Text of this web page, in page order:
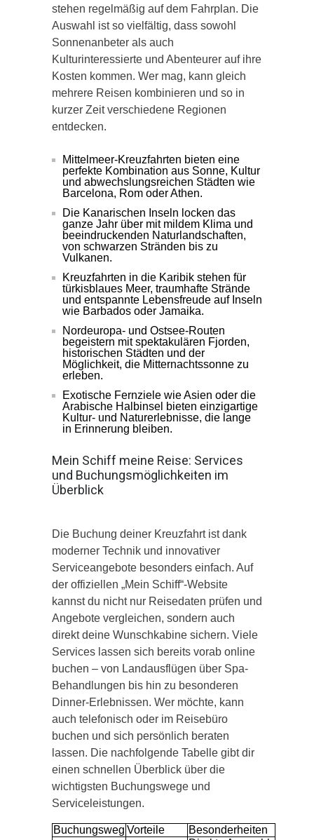
stehen regelmäßig auf dem Fahrplan. Die
Auswahl ist so vielfältig, dass sowohl
Sonnenanbeter als auch
Kulturinteressierte und Abenteurer auf ihre
Kosten kommen. Wer mag, kann gleich
mehrere Reisen kombinieren und so in
kurzer Zeit verschiedene Regionen
entdecken.
Mittelmeer-Kreuzfahrten bieten eine
perfekte Kombination aus Sonne, Kultur
und abwechslungsreichen Städten wie
Barcelona, Rom oder Athen.
Die Kanarischen Inseln locken das
ganze Jahr über mit mildem Klima und
beeindruckenden Naturlandschaften,
von schwarzen Stränden bis zu
Vulkanen.
Kreuzfahrten in die Karibik stehen für
türkisblaues Meer, traumhafte Strände
und entspannte Lebensfreude auf Inseln
wie Barbados oder Jamaika.
Nordeuropa- und Ostsee-Routen
begeistern mit spektakulären Fjorden,
historischen Städten und der
Möglichkeit, die Mitternachtssonne zu
erleben.
Exotische Fernziele wie Asien oder die
Arabische Halbinsel bieten einzigartige
Kultur- und Naturerlebnisse, die lange
in Erinnerung bleiben.
Mein Schiff meine Reise: Services
und Buchungsmöglichkeiten im
Überblick
Die Buchung deiner Kreuzfahrt ist dank
moderner Technik und innovativer
Serviceangebote besonders einfach. Auf
der offiziellen „Mein Schiff“-Website
kannst du nicht nur Reisedaten prüfen und
Angebote vergleichen, sondern auch
direkt deine Wunschkabine sichern. Viele
Services lassen sich bereits vorab online
buchen – von Landausflügen über Spa-
Behandlungen bis hin zu besonderen
Dinner-Erlebnissen. Wer möchte, kann
auch telefonisch oder im Reisebüro
buchen und sich persönlich beraten
lassen. Die nachfolgende Tabelle gibt dir
einen schnellen Überblick über die
wichtigsten Buchungswege und
Serviceleistungen.
Buchungsweg Vorteile
Besonderheiten